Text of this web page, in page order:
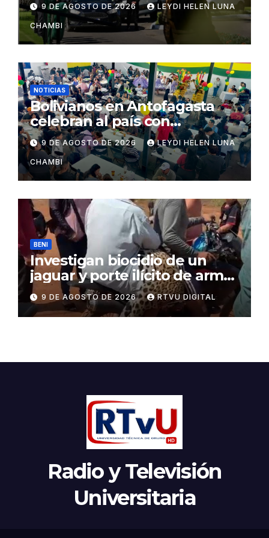
9 DE AGOSTO DE 2026 LEYDI HELEN LUNA
CHAMBI
NOTICIAS
Bolivianos en Antofagasta
celebran al país con
gastronomía, folclore y un
llamado a la unidad
9 DE AGOSTO DE 2026 LEYDI HELEN LUNA
CHAMBI
BENI
Investigan biocidio de un
jaguar y porte ilícito de armas
en Beni
9 DE AGOSTO DE 2026 RTVU DIGITAL
Radio y Televisión
Universitaria